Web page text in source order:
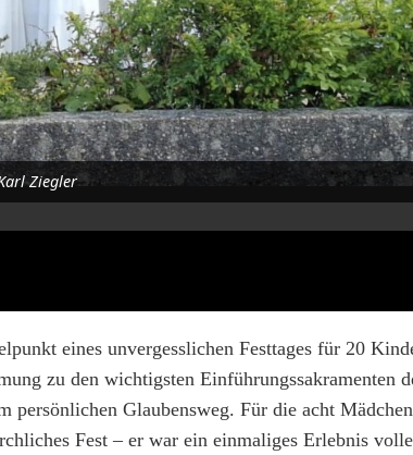
Ziegler
eines unvergesslichen Festtages für 20
zu den wichtigsten Einführungssakramenten
persönlichen Glaubensweg. Für die acht
Fest – er war ein einmaliges Erlebnis